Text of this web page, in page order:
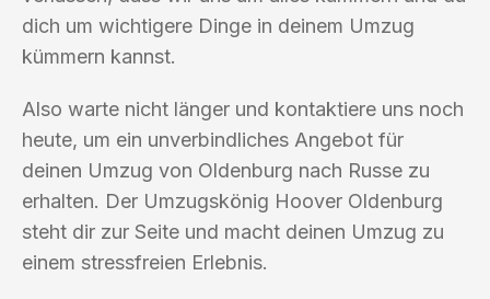
dich um wichtigere Dinge in deinem Umzug
kümmern kannst.
Also warte nicht länger und kontaktiere uns noch
heute, um ein unverbindliches Angebot für
deinen Umzug von Oldenburg nach Russe zu
erhalten. Der Umzugskönig Hoover Oldenburg
steht dir zur Seite und macht deinen Umzug zu
einem stressfreien Erlebnis.